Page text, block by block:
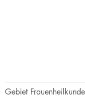
Gebiet